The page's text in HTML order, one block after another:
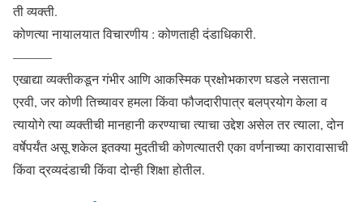
ती व्यक्ती.
कोणत्या नायालयात विचारणीय : कोणताही दंडाधिकारी.
———
एखाद्या व्यक्तीकडून गंभीर आणि आकस्मिक प्रक्षोभकारण घडले नसताना
एरवी, जर कोणी तिच्यावर हमला किंवा फौजदारीपात्र बलप्रयोग केला व
त्यायोगे त्या व्यक्तीची मानहानी करण्याचा त्याचा उद्देश असेल तर त्याला, दोन
वर्षेपर्यंत असू शकेल इतक्या मुदतीची कोणत्यातरी एका वर्णनाच्या कारावासाची
किंवा द्रव्यदंडाची किंवा दोन्ही शिक्षा होतील.